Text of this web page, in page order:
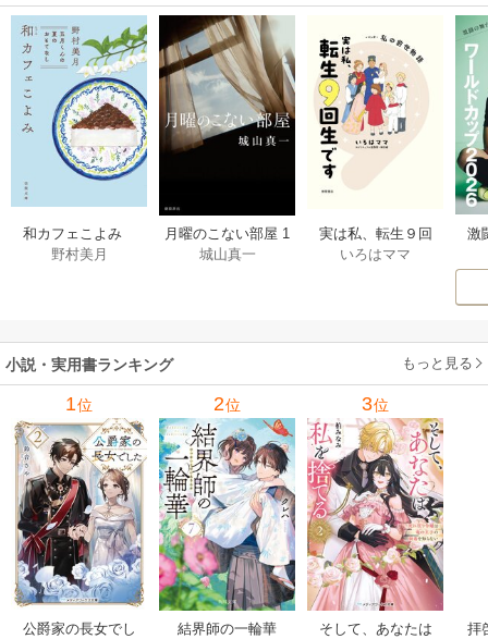
和カフェこよみ
五月くんの夏のお
野村美月
月曜のこない部屋 1
巻
城山真一
実は私、転生９回
生です マンガ
いろはママ
激
小説・実用書ランキング もっと見る
1位
公爵家の長女でし
2位
結界師の一輪華
3位
そして、あなたは
拝